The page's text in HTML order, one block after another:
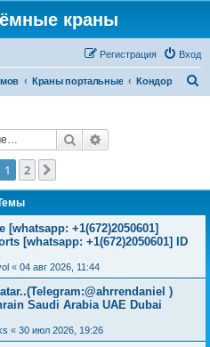
краны
Вход
Регистрация
Краны портальные Кондор
Поиск
1 2
+1(672)2050601]
[whatsapp: +1(672)2050601] ID
« 04 авг 2026, 11:44
)
Saudi Arabia UAE Dubai
« 30 июл 2026, 19:26